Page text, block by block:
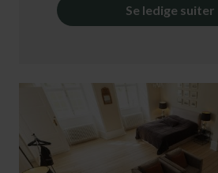
Se ledige suiter